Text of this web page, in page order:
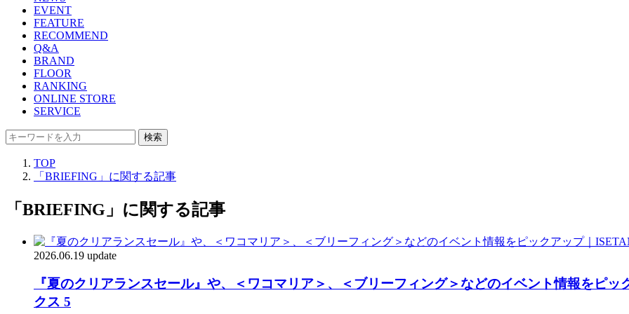
EVENT
FEATURE
RECOMMEND
Q&A
BRAND
FLOOR
RANKING
ONLINE STORE
SERVICE
検索
TOP
「BRIEFING」に関する記事
「BRIEFING」に関する記事
2026.06.19 update
『夏のクリアランスセール』や、＜ワコマリア＞、＜ブリーフィング＞などのイベント情報をピ
クス 5